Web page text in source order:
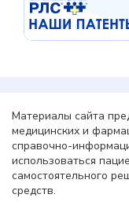
Материалы сайта
медицинских и
справочно-
использоваться
самостоятельного
средств.